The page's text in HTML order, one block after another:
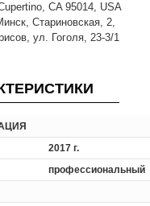
CA 95014, USA
Стариновская, 2,
ул. Гоголя, 23-3/1
2017 г.
профессиональный